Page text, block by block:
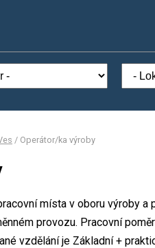
/ Operátor/ka výroby
místa v oboru výroby
provozu. Pracovní
vzdělání je Základní +